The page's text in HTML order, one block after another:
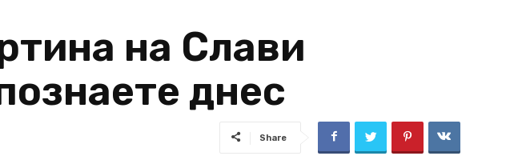
на Слави
днес
Share